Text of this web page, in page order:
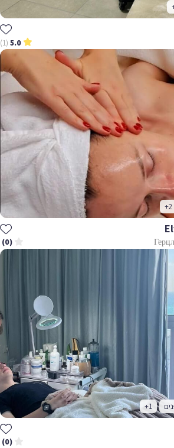
5.0
(1)
+2
(0)
+1
(0)